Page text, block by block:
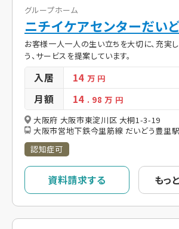
グループホーム
ニチイケアセンターだい
お客様一人一人の生い立ちを大切に、充実
う、サービスを提案しています。
入居 14万 円
月額 14 . 98万 円
大阪府 大阪市東淀川区 大桐1-3-19
大阪市営地下鉄今里筋線 だいどう豊里
認知症可
資料請求する もっ